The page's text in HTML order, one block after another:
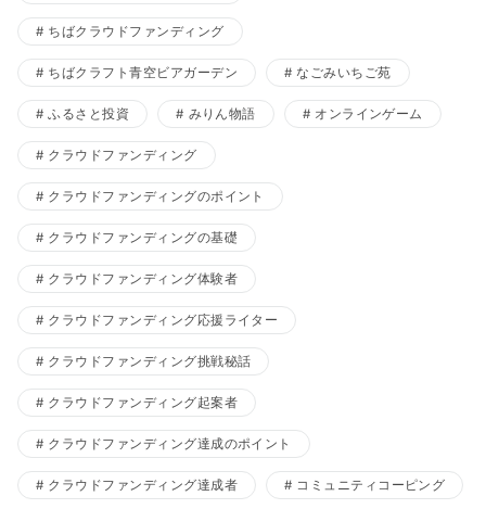
ちばクラウドファンディング
ちばクラフト青空ビアガーデン なごみいちご苑
ふるさと投資 みりん物語 オンラインゲーム
クラウドファンディング
クラウドファンディングのポイント
クラウドファンディングの基礎
クラウドファンディング体験者
クラウドファンディング応援ライター
クラウドファンディング挑戦秘話
クラウドファンディング起案者
クラウドファンディング達成のポイント
クラウドファンディング達成者 コミュニティコーピング